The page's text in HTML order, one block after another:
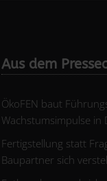
Aus dem
ÖkoFEN baut
Wachstumsimpulse in
Fertigstellung statt
Baupartner sich